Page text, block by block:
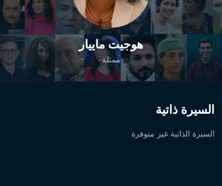
هوجيت ماييار
ممثلة
السيرة ذاتية
السيرة الذاتية غير متوفرة